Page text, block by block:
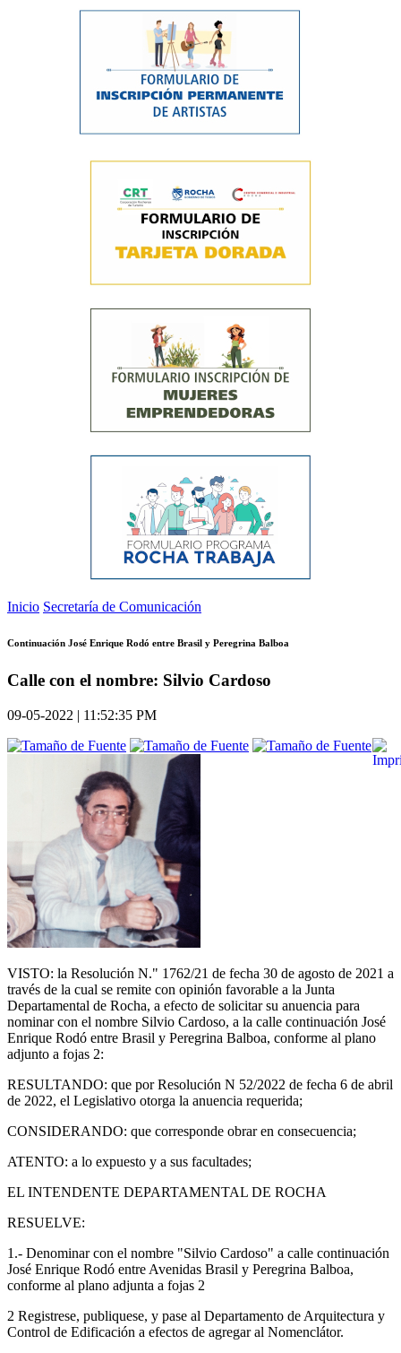
Inicio Secretaría de Comunicación
Continuación José Enrique Rodó entre Brasil y Peregrina Balboa
Calle con el nombre: Silvio Cardoso
09-05-2022 | 11:52:35 PM
VISTO: la Resolución N." 1762/21 de fecha 30 de agosto de 2021 a
través de la cual se remite con opinión favorable a la Junta
Departamental de Rocha, a efecto de solicitar su anuencia para
nominar con el nombre Silvio Cardoso, a la calle continuación José
Enrique Rodó entre Brasil y Peregrina Balboa, conforme al plano
adjunto a fojas 2:
RESULTANDO: que por Resolución N 52/2022 de fecha 6 de abril
de 2022, el Legislativo otorga la anuencia requerida;
CONSIDERANDO: que corresponde obrar en consecuencia;
ATENTO: a lo expuesto y a sus facultades;
EL INTENDENTE DEPARTAMENTAL DE ROCHA
RESUELVE:
1.- Denominar con el nombre "Silvio Cardoso" a calle continuación
José Enrique Rodó entre Avenidas Brasil y Peregrina Balboa,
conforme al plano adjunta a fojas 2
2 Registrese, publiquese, y pase al Departamento de Arquitectura y
Control de Edificación a efectos de agregar al Nomenclátor.